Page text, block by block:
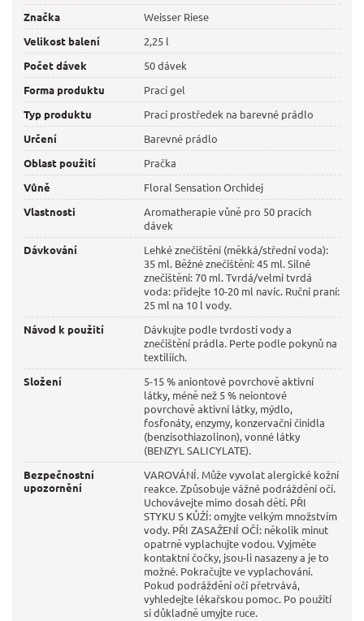
Značka
Weisser Riese
Velikost balení
2,25 l
Počet dávek
50 dávek
Forma produktu
Prací gel
Typ produktu
Prací prostředek na barevné prádlo
Určení
Barevné prádlo
Oblast použití
Pračka
Vůně
Floral Sensation Orchidej
Vlastnosti
Aromatherapie vůně pro 50 pracích
dávek
Dávkování
Lehké znečištění (měkká/střední voda):
35 ml. Běžné znečištění: 45 ml. Silné
znečištění: 70 ml. Tvrdá/velmi tvrdá
voda: přidejte 10-20 ml navíc. Ruční praní:
25 ml na 10 l vody.
Návod k použití
Dávkujte podle tvrdosti vody a
znečištění prádla. Perte podle pokynů na
textiliích.
Složení
5-15 % aniontové povrchově aktivní
látky, méně než 5 % neiontové
povrchově aktivní látky, mýdlo,
fosfonáty, enzymy, konzervační činidla
(benzisothiazolinon), vonné látky
(BENZYL SALICYLATE).
Bezpečnostní
upozornění
VAROVÁNÍ. Může vyvolat alergické kožní
reakce. Způsobuje vážné podráždění očí.
Uchovávejte mimo dosah dětí. PŘI
STYKU S KŮŽÍ: omyjte velkým množstvím
vody. PŘI ZASAŽENÍ OČÍ: několik minut
opatrně vyplachujte vodou. Vyjměte
kontaktní čočky, jsou-li nasazeny a je to
možné. Pokračujte ve vyplachování.
Pokud podráždění očí přetrvává,
vyhledejte lékařskou pomoc. Po použití
si důkladně umyjte ruce.